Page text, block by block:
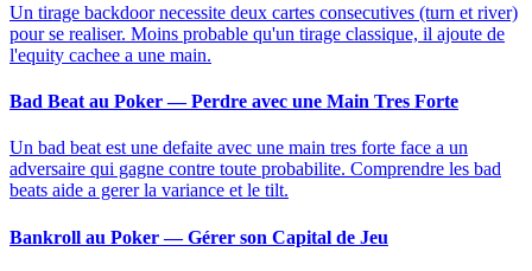
Un tirage backdoor necessite deux cartes consecutives (turn et river)
pour se realiser. Moins probable qu'un tirage classique, il ajoute de
l'equity cachee a une main.
Bad Beat au Poker — Perdre avec une Main Tres Forte
Un bad beat est une defaite avec une main tres forte face a un
adversaire qui gagne contre toute probabilite. Comprendre les bad
beats aide a gerer la variance et le tilt.
Bankroll au Poker — Gérer son Capital de Jeu